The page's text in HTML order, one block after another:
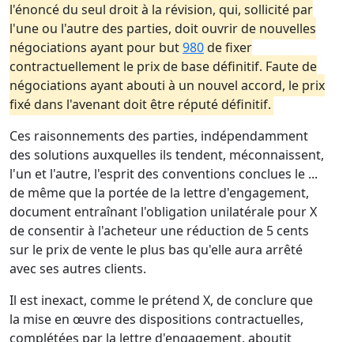
l'énoncé du seul droit à la révision, qui, sollicité par
l'une ou l'autre des parties, doit ouvrir de nouvelles
négociations ayant pour but980de fixer
contractuellement le prix de base définitif. Faute de
négociations ayant abouti à un nouvel accord, le prix
fixé dans l'avenant doit être réputé définitif.
Ces raisonnements des parties, indépendamment
des solutions auxquelles ils tendent, méconnaissent,
l'un et l'autre, l'esprit des conventions conclues le ...
de même que la portée de la lettre d'engagement,
document entraînant l'obligation unilatérale pour X
de consentir à l'acheteur une réduction de 5 cents
sur le prix de vente le plus bas qu'elle aura arrêté
avec ses autres clients.
Il est inexact, comme le prétend X, de conclure que
la mise en œuvre des dispositions contractuelles,
complétées par la lettre d'engagement, aboutit